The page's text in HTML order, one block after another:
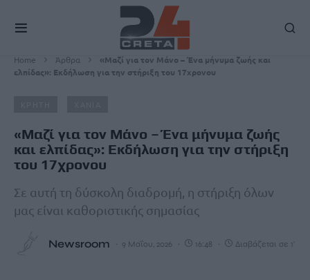
Home Άρθρα
«Μαζί για τον Μάνο – Ένα μήνυμα ζωής και
ελπίδας»: Εκδήλωση για την στήριξη του 17χρονου
«Μαζί για τον Μάνο – Ένα μήνυμα ζωής
και ελπίδας»: Εκδήλωση για την στήριξη
του 17χρονου
Σε αυτή τη δύσκολη διαδρομή, η στήριξη όλων
μας είναι καθοριστικής σημασίας
Newsroom 9 Μαΐου, 2026 16:48 Διαβάζεται σε 1'